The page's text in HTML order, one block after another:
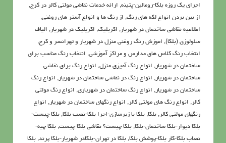
اجرای یک روزه بلکا-رومالین-پتینه, ارائه خدمات نقاشی مولتی کالر در کرج,
از بین بردن انواع لکه های رنگ, از رنگ ها و انواع آستر های روغنی,
اطلاعيه نقاشی ساختمان در شهریار, اکريليک, اکريليک در شهریار, الیاف
سلولوزی (بلکا), اموزش رنگ روغنی منزل در شهریار و تهرانسر و کرج,
انتخاب رنگ کلاس های مدارس و مراکز آموزشی, انتخاب رنگ مناسب برای
ساختمان در شهریار, انواع رنگ آمیزی منزل, انواع رنگ برای نقاشی
ساختمان در شهریار, انواع رنگ در نقاشی ساختمان در شهریار, انواع رنگ
ساختمان در شهریار, انواع رنگ ساختمان در شهریاری, انواع رنگ مولتی
کالر, انواع رنگ های مولتی کالر, انواع رنگهای ساختمان در شهریار, انواع
رنگهای مولتی کالر, بلکا, بلکا با زیرسازی-اجرا بلکا-نصب بلکا, بلکا چیست-
بلکا دیوار-بلکا ساختمان-بلکا, بلکا چیست؟ نقاشی بلکا چیست, بلکا چیه-
نصاب بلکا-کار بلکا-پوشش بلکا, بلکا در تهران-بلکادر شهریار-بلکا پرند, بلکا